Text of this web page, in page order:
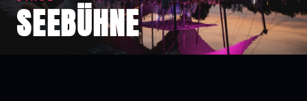
SEEBÜHNE